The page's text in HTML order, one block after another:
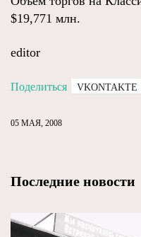
$19,771 млн.
editor
Поделиться VKONTAKTE
05 МАЯ, 2008
Последние новости